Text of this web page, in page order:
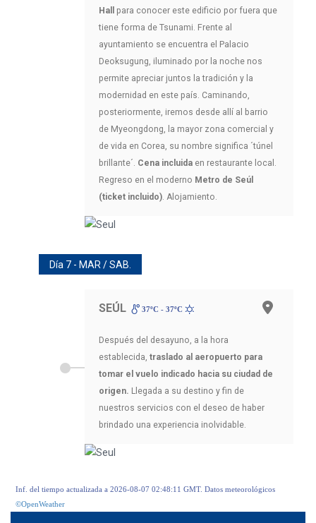
Hall
para conocer este edificio por fuera que
tiene forma de Tsunami. Frente al
ayuntamiento se encuentra el Palacio
Deoksugung, iluminado por la noche nos
permite apreciar juntos la tradición y la
modernidad en este país. Caminando,
posteriormente, iremos desde allí al barrio
de Myeongdong, la mayor zona comercial y
de vida en Corea, su nombre significa ´túnel
brillante´. Cena incluida en restaurante local.
Regreso en el moderno Metro de Seúl
(ticket incluido). Alojamiento.
Día 7 - MAR / SAB.
SEÚL 37ºC - 37ºC
Después del desayuno, a la hora
establecida, traslado al aeropuerto para
tomar el vuelo indicado hacia su ciudad de
origen. Llegada a su destino y fin de
nuestros servicios con el deseo de haber
brindado una experiencia inolvidable.
Inf. del tiempo actualizada a 2026-08-07 02:48:11 GMT. Datos meteorológicos
©OpenWeather